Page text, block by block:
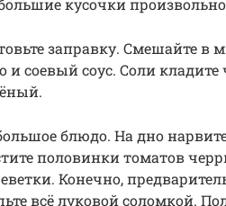
кусочки
заправку. Смешайте в
и соевый соус. Соли кладите
блюдо. На дно
половинки томатов
Конечно,
всё луковой соломкой.